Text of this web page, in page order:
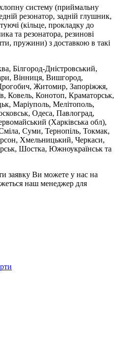
систему (приймальну
резонатор, задній глушник,
(кільце, прокладку до
та резонатора, резинові
пружини) з доставкою в такі
Білгород-Дністровський,
Вінниця, Вишгород,
Житомир, Запоріжжя,
Ковель, Конотоп, Краматорськ,
Маріуполь, Мелітополь,
Одеса, Павлоград,
(Харківська обл),
Суми, Тернопіль, Токмак,
Хмельницький, Черкаси,
Шостка, Южноукраїнськ та
заявку Ви можете у нас на
наш менеджер для